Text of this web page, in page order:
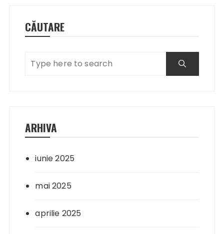
CĂUTARE
ARHIVA
iunie 2025
mai 2025
aprilie 2025